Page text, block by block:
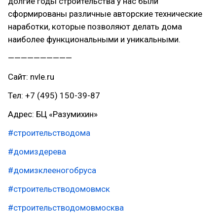
сформированы различные авторские технические
наработки, которые позволяют делать дома
наиболее функциональными и уникальными.
——————————
Сайт: nvle.ru
Тел: +7 (495) 150-39-87
Адрес: БЦ «Разумихин»
#строительстводома
#домиздерева
#домизклееногобруса
#строительстводомовмск
#строительстводомовмосква